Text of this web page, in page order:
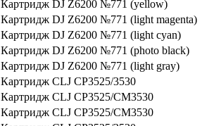
Картридж DJ Z6200 №771 (yellow)
Картридж DJ Z6200 №771 (light magenta)
Картридж DJ Z6200 №771 (light cyan)
Картридж DJ Z6200 №771 (photo black)
Картридж DJ Z6200 №771 (light gray)
Картридж CLJ CP3525/3530
Картридж CLJ CP3525/CM3530
Картридж CLJ CP3525/CM3530